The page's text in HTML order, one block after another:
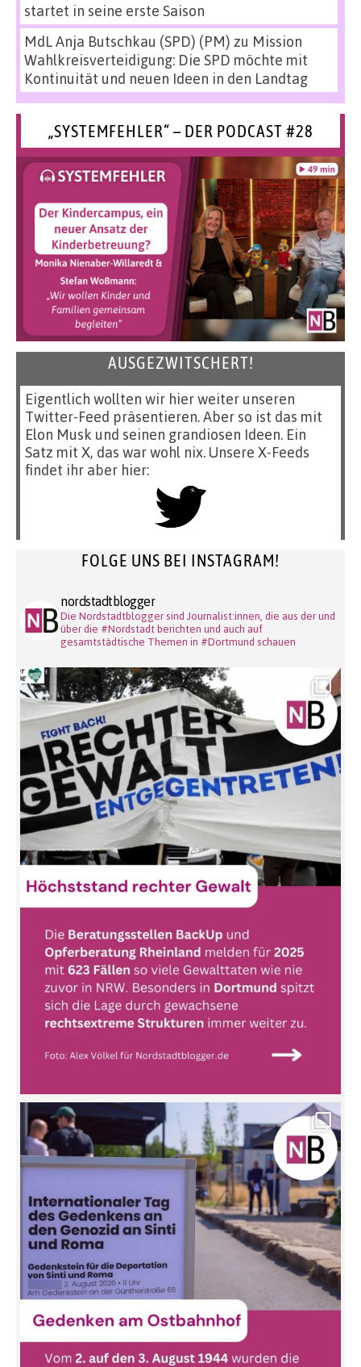
startet in seine erste Saison
MdL Anja Butschkau (SPD) (PM) zu Mission
Wahlkreisverteidigung: Die SPD möchte mit
Kontinuität und neuen Ideen in den Landtag
„SYSTEMFEHLER“ – DER PODCAST #28
AUSGEZWITSCHERT!
Eigentlich wollten wir hier weiter unseren
Twitter-Feed präsentieren. Aber so ist das mit
Elon Musk und seinen grandiosen Ideen. Ein
Satz mit X, das war wohl nix. Unsere X-Feeds
findet ihr aber hier:
FOLGE UNS BEI INSTAGRAM!
nordstadtblogger
Die Nordstadtblogger sind Journalist:innen, die aus der und
über die #Nordstadt berichten und auch auf
gesamtstädtische Themen in #Dortmund schauen